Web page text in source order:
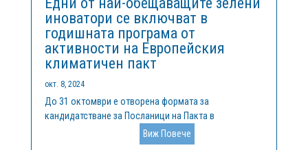
иноватори се включват в
годишната програма от
активности на Европейския
климатичен пакт
окт. 8, 2024
До 31 октомври е отворена формата за
кандидатстване за Посланици на Пакта в
Европа03.10.2024, София --- Европейският
климатичен пакт в България и Националният
Виж Повече